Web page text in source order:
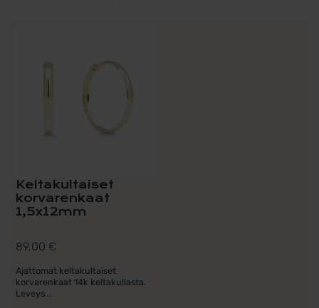
Keltakultaiset
korvarenkaat
1,5x12mm
89,00 €
Ajattomat keltakultaiset
korvarenkaat 14k keltakullasta.
Leveys...